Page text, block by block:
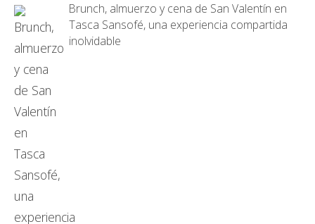
Brunch, almuerzo y cena de San Valentín en
Tasca Sansofé, una experiencia compartida
inolvidable